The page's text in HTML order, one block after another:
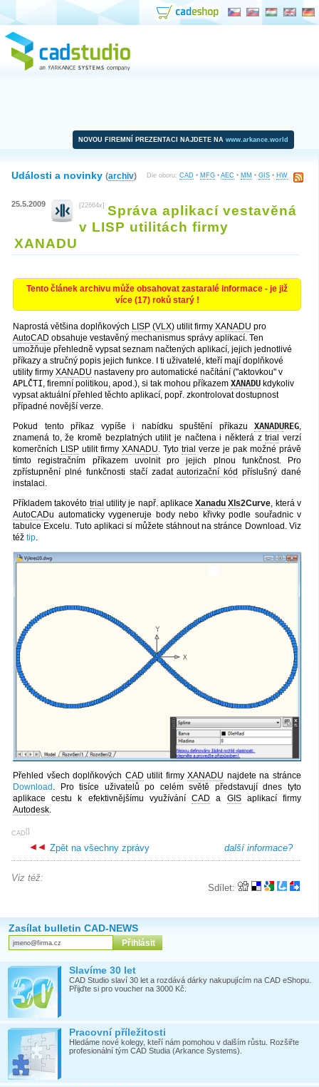
NOVOU FIREMNÍ PREZENTACI NAJDETE NA www.arkance.world
Dle oboru: CAD • MFG • AEC • MM • GIS • HW
Události a novinky (archiv)
25.5.2009 [22664x] Správa aplikací vestavěná
v LISP utilitách firmy
XANADU
Tento článek archivu může obsahovat zastaralé informace - je již
více (17) roků starý !
Naprostá většina doplňkových LISP (VLX) utilit firmy XANADU pro
AutoCAD obsahuje vestavěný mechanismus správy aplikací. Ten
umožňuje přehledně vypsat seznam načtených aplikací, jejich jednotlivé
příkazy a stručný popis jejich funkce. I ti uživatelé, kteří mají doplňkové
utility firmy XANADU nastaveny pro automatické načítání ("aktovkou" v
APLČTI, firemní politikou, apod.), si tak mohou příkazem XANADU kdykoliv
vypsat aktuální přehled těchto aplikací, popř. zkontrolovat dostupnost
případné novější verze.
Pokud tento příkaz vypíše i nabídku spuštění příkazu XANADUREG,
znamená to, že kromě bezplatných utilit je načtena i některá ztrial verzí
komerčních LISP utilit firmy XANADU. Tyto trial verze je pak možné právě
tímto registračním příkazem uvolnit pro jejich plnou funkčnost. Pro
zpřístupnění plné funkčnosti stačí zadatautorizační kód příslušný dané
instalaci.
Příkladem takovéto trial utility je např. aplikaceXanadu Xls2Curve, která v
AutoCADu automaticky vygeneruje body nebo křivky podle souřadnic v
tabulce Excelu. Tuto aplikaci si můžete stáhnout na stránce Download. Viz
též tip.
Přehled všech doplňkových CAD utilit firmyXANADU najdete na stránce
Download . Pro tisíce uživatelů po celém světě představují dnes tyto
aplikace cestu k efektivnějšímu využíváníCAD a GISaplikací firmy
Autodesk
[
CAD ]
další informace?
Zpět na všechny zprávy
Sdílet:
Viz též:
Zasílat bulletin CAD-NEWS
Slavíme 30 let
CAD Studio slaví 30 let a rozdává dárky nakupujícím na CAD eShopu.
Přijďte si pro voucher na 3000 Kč.
Pracovní příležitosti
Hledáme nové kolegy, kteří nám pomohou v dalším růstu. Rozšiřte
profesionální tým CAD Studia (Arkance Systems).